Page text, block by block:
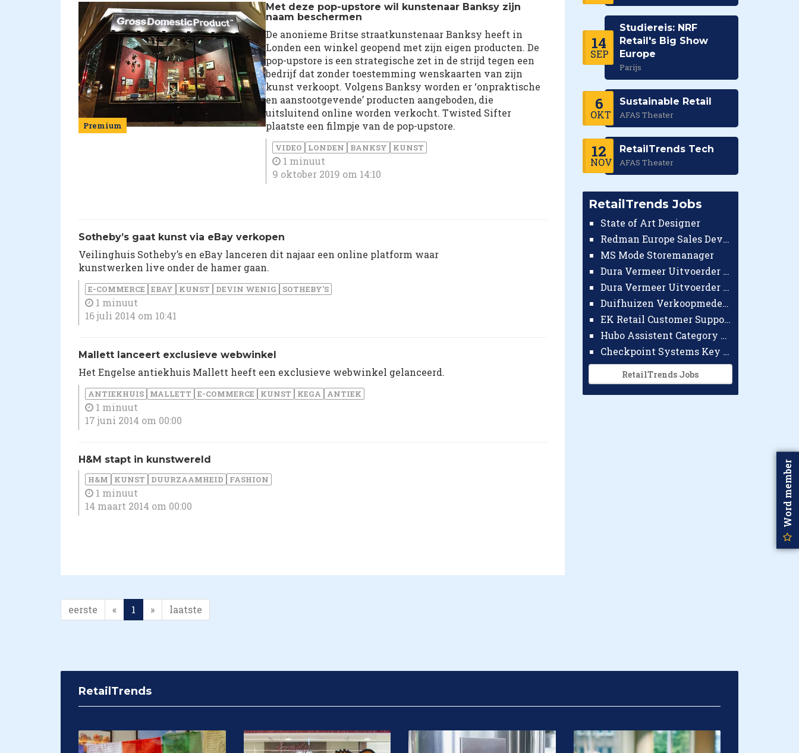
Premium
Met deze pop-upstore wil kunstenaar Banksy zijn
naam beschermen
De anonieme Britse straatkunstenaar Banksy heeft in
Londen een winkel geopend met zijn eigen producten. De
pop-upstore is een strategische zet in de strijd tegen een
bedrijf dat zonder toestemming wenskaarten van zijn
kunst verkoopt. Volgens Banksy worden er ‘onpraktische
en aanstootgevende’ producten aangeboden, die
uitsluitend online worden verkocht. Twisted Sifter
plaatste een filmpje van de pop-upstore.
VIDEO LONDEN BANKSY KUNST
1 minuut
9 oktober 2019 om 14:10
Sotheby’s gaat kunst via eBay verkopen
Veilinghuis Sotheby’s en eBay lanceren dit najaar een online platform waar
kunstwerken live onder de hamer gaan.
E-COMMERCE EBAY KUNST DEVIN WENIG SOTHEBY'S
1 minuut
16 juli 2014 om 10:41
Mallett lanceert exclusieve webwinkel
Het Engelse antiekhuis Mallett heeft een exclusieve webwinkel gelanceerd.
ANTIEKHUIS MALLETT E-COMMERCE KUNST KEGA ANTIEK
1 minuut
17 juni 2014 om 00:00
H&M stapt in kunstwereld
H&M KUNST DUURZAAMHEID FASHION
1 minuut
14 maart 2014 om 00:00
eerste « 1 » laatste
14
SEP
Studiereis: NRF
Retail's Big Show
Europe
Parijs
6
OKT
Sustainable Retail
AFAS Theater
12
NOV
RetailTrends Tech
AFAS Theater
RetailTrends Jobs
State of Art Designer
Redman Europe Sales Developer (Europe)
MS Mode Storemanager
Dura Vermeer Uitvoerder GWW Amsterdam
Dura Vermeer Uitvoerder Civiel Nijmegen
Duifhuizen Verkoopmedewerker Ridderkerk
EK Retail Customer Support Omnichannel
Hubo Assistent Category Manager
Checkpoint Systems Key Accountmanager Benelux
RetailTrends Jobs
RetailTrends
Word member